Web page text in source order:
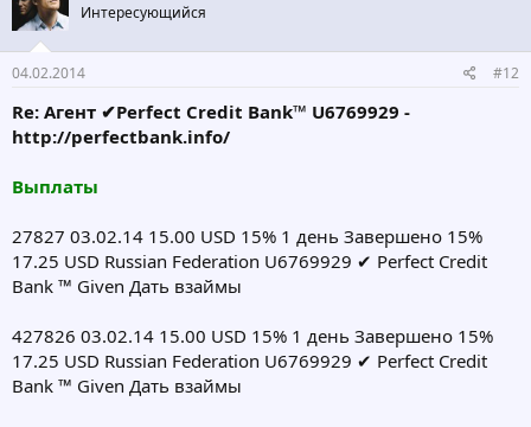
Интересующийся
04.02.2014 #12
Re: Агент ✔Perfect Credit Bank™ U6769929 -
http://perfectbank.info/
Выплаты
27827 03.02.14 15.00 USD 15% 1 день Завершено 15%
17.25 USD Russian Federation U6769929 ✔ Perfect Credit
Bank ™ Given Дать взаймы
427826 03.02.14 15.00 USD 15% 1 день Завершено 15%
17.25 USD Russian Federation U6769929 ✔ Perfect Credit
Bank ™ Given Дать взаймы